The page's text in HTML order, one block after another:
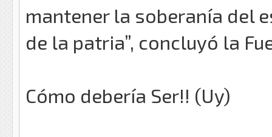
mantener la soberanía del
de la patria”, concluyó la
Cómo debería Ser!! (Uy)